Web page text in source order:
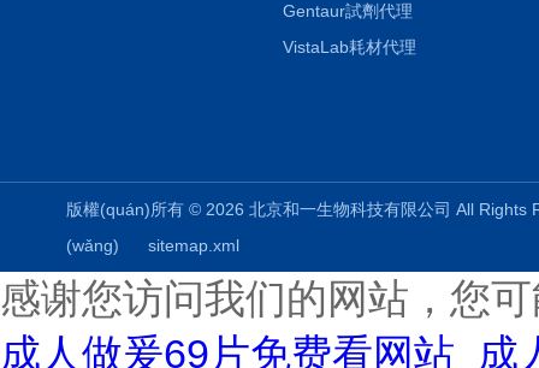
Gentaur試劑代理
VistaLab耗材代理
版權(quán)所有 © 2026 北京和一生物科技有限公司 All
(wǎng)
sitemap.xml
感谢您访问我们的网站，您
成人做爰69片免费看网站_